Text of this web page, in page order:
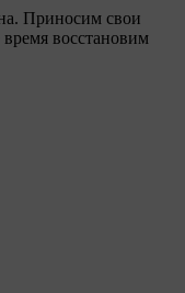
Приносим свои
восстановим